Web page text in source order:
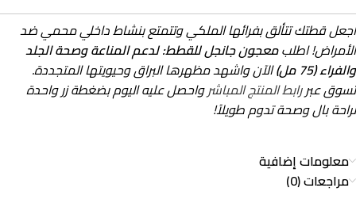
اجعل قطتك تتألق بفرائها الملكي وتتمتع بنشاط داخلي محمي ضد
الأمراض! اطلبمعجون جانجل للقطط: لدعم المناعة وصحة الجلد
والفراء (75 مل)
الآن واشهد مظهرها البراق وحيويتها المتجددة.
تسوق عبررابط المنتج المباشرواحصل عليه اليوم بضغطة زر واحدة
لراحة بال وصحة تدوم طويلاً!
معلومات إضافية
مراجعات (0)